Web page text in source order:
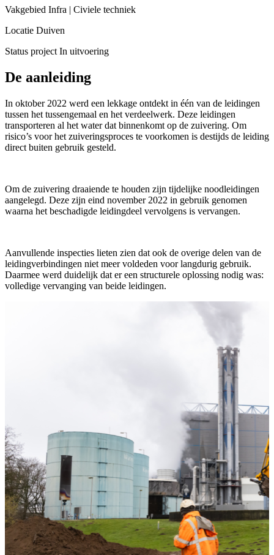
Vakgebied Infra | Civiele techniek
Locatie Duiven
Status project In uitvoering
De aanleiding
In oktober 2022 werd een lekkage ontdekt in één van de leidingen
tussen het tussengemaal en het verdeelwerk. Deze leidingen
transporteren al het water dat binnenkomt op de zuivering. Om
risico’s voor het zuiveringsproces te voorkomen is destijds de leiding
direct buiten gebruik gesteld.
Om de zuivering draaiende te houden zijn tijdelijke noodleidingen
aangelegd. Deze zijn eind november 2022 in gebruik genomen
waarna het beschadigde leidingdeel vervolgens is vervangen.
Aanvullende inspecties lieten zien dat ook de overige delen van de
leidingverbindingen niet meer voldeden voor langdurig gebruik.
Daarmee werd duidelijk dat er een structurele oplossing nodig was:
volledige vervanging van beide leidingen.